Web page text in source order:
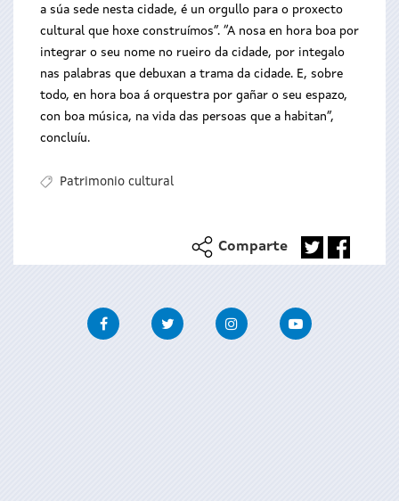
a súa sede nesta cidade, é un orgullo para o proxecto
cultural que hoxe construímos”. “A nosa en hora boa por
integrar o seu nome no rueiro da cidade, por integalo
nas palabras que debuxan a trama da cidade. E, sobre
todo, en hora boa á orquestra por gañar o seu espazo,
con boa música, na vida das persoas que a habitan”,
concluíu.
Patrimonio cultural
Comparte
FacebookTwitter InstagramYoutube